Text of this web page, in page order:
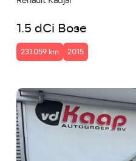
1.5 dCi Bose
231.059 km 2015